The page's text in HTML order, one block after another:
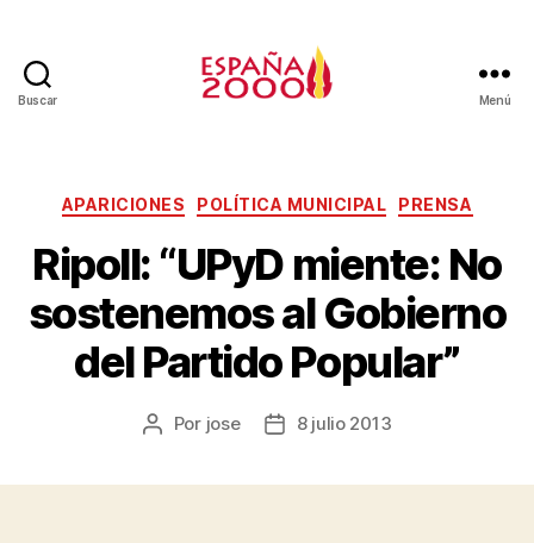
Buscar Menú
APARICIONES POLÍTICA MUNICIPAL PRENSA
Ripoll: “UPyD miente: No
sostenemos al Gobierno
del Partido Popular”
Por jose 8 julio 2013